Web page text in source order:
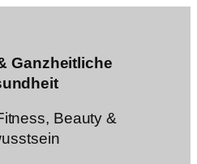
Ganzheitliche
Beauty &